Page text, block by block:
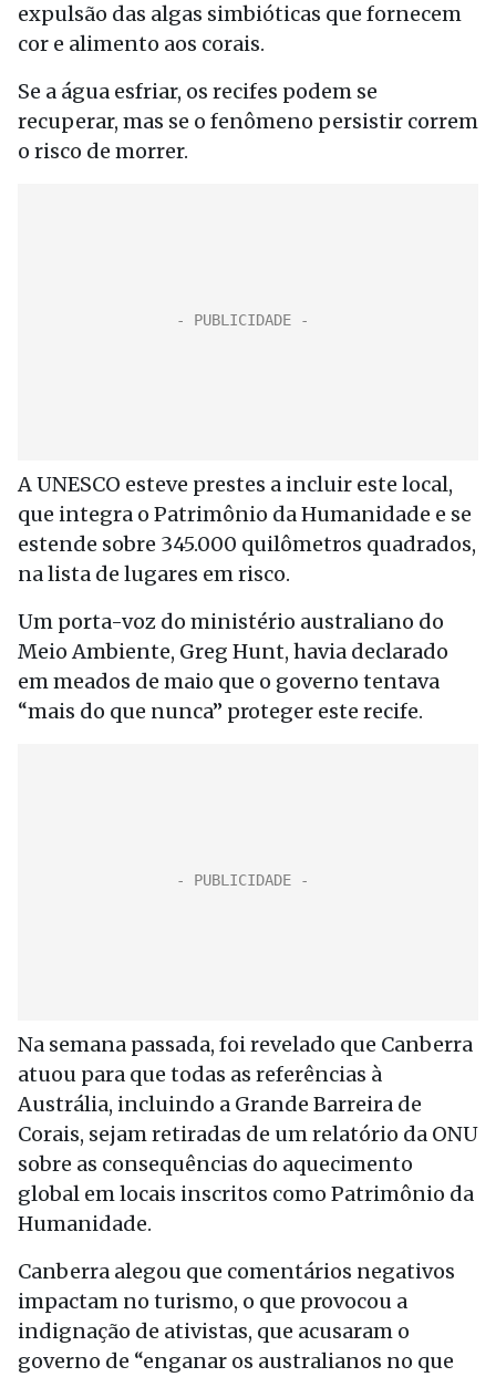
expulsão das algas simbióticas que fornecem
cor e alimento aos corais.
Se a água esfriar, os recifes podem se
recuperar, mas se o fenômeno persistir correm
o risco de morrer.
A UNESCO esteve prestes a incluir este local,
que integra o Patrimônio da Humanidade e se
estende sobre 345.000 quilômetros quadrados,
na lista de lugares em risco.
Um porta-voz do ministério australiano do
Meio Ambiente, Greg Hunt, havia declarado
em meados de maio que o governo tentava
“mais do que nunca” proteger este recife.
Na semana passada, foi revelado que Canberra
atuou para que todas as referências à
Austrália, incluindo a Grande Barreira de
Corais, sejam retiradas de um relatório da ONU
sobre as consequências do aquecimento
global em locais inscritos como Patrimônio da
Humanidade.
Canberra alegou que comentários negativos
impactam no turismo, o que provocou a
indignação de ativistas, que acusaram o
governo de “enganar os australianos no que